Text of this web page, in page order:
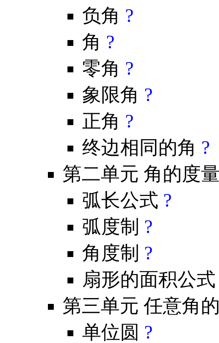
负角 ?
角 ?
零角 ?
象限角 ?
正角 ?
终边相同的角 ?
第二单元 角的度
弧长公式 ?
弧度制 ?
角度制 ?
扇形的面积公
第三单元 任意角
单位圆 ?